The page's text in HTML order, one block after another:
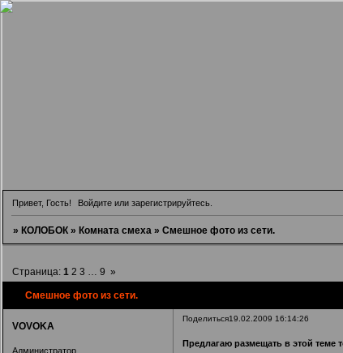
Привет, Гость! Войдите илизарегистрируйтесь
» КОЛОБОК » Комната смеха » Смешное фото из сети.
Смешное фото из сети.
Страница: 1 2 3 … 9 »
Поделиться19.02.2009 16:14:26
VOVOKA
Администратор
Предлагаю размещать в этой теме